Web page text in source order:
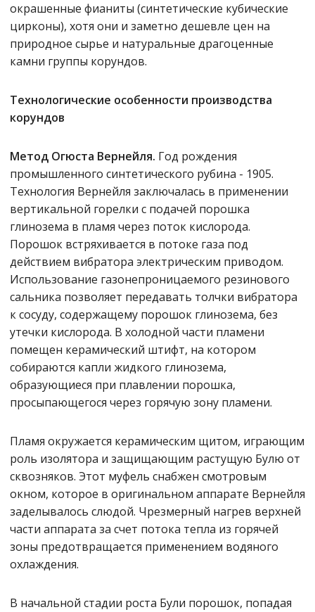
окрашенные фианиты (синтетические кубические
цирконы), хотя они и заметно дешевле цен на
природное сырье и натуральные драгоценные
камни группы корундов.
Технологические особенности производства
корундов
Метод Огюста Вернейля. Год рождения
промышленного синтетического рубина - 1905.
Технология Вернейля заключалась в применении
вертикальной горелки с подачей порошка
глинозема в пламя через поток кислорода.
Порошок встряхивается в потоке газа под
действием вибратора электрическим приводом.
Использование газонепроницаемого резинового
сальника позволяет передавать толчки вибратора
к сосуду, содержащему порошок глинозема, без
утечки кислорода. В холодной части пламени
помещен керамический штифт, на котором
собираются капли жидкого глинозема,
образующиеся при плавлении порошка,
просыпающегося через горячую зону пламени.
Пламя окружается керамическим щитом, играющим
роль изолятора и защищающим растущую Булю от
сквозняков. Этот муфель снабжен смотровым
окном, которое в оригинальном аппарате Вернейля
заделывалось слюдой. Чрезмерный нагрев верхней
части аппарата за счет потока тепла из горячей
зоны предотвращается применением водяного
охлаждения.
В начальной стадии роста Були порошок, попадая